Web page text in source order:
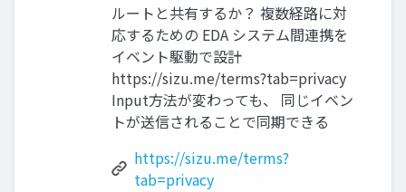
ルートと共有するか？ 複数経路に対
応するための EDA システム間連携を
イベント駆動で設計
https://sizu.me/terms?tab=privacy
Input方法が変わっても、 同じイベン
トが送信されることで同期できる
https://sizu.me/terms?
tab=privacy